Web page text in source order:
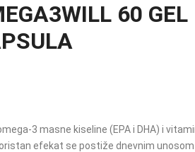
60 GEL
3 masne kiseline (EPA i DHA) i
efekat se postiže dnevnim unosom